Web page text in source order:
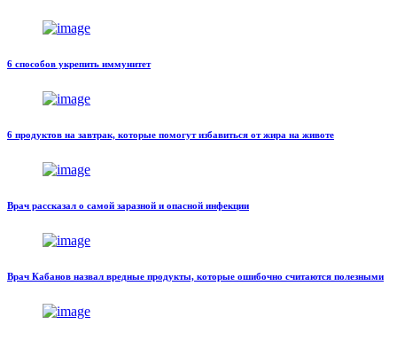
6 способов укрепить иммунитет
6 продуктов на завтрак, которые помогут избавиться от жира на животе
Врач рассказал о самой заразной и опасной инфекции
Врач Кабанов назвал вредные продукты, которые ошибочно считаются полезными